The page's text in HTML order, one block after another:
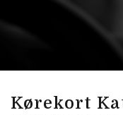
Kørekort